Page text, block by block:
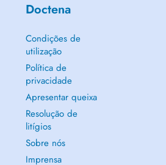
Doctena
Condições de
utilização
Política de
privacidade
Apresentar queixa
Resolução de
litígios
Sobre nós
Imprensa